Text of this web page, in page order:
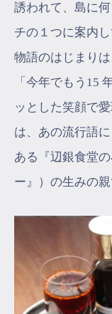
誘われて、島に
チの１つに案内
物語のはじまり
「今年でもう15
ッとした笑顔で
は、あの流行語
ある『辺銀食堂
ー』）の生みの親